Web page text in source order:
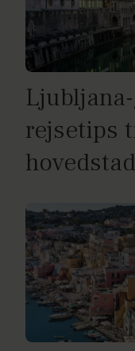
rejsetips
hovedstad